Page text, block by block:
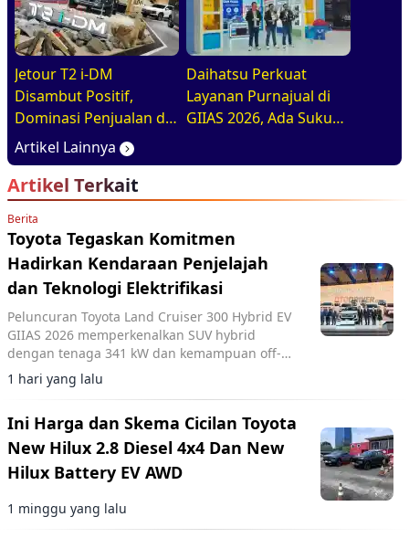
Jetour T2 i-DM
Disambut Positif,
Dominasi Penjualan di
GIIAS 2026
Daihatsu Perkuat
Layanan Purnajual di
GIIAS 2026, Ada Suku
Artikel Lainnya
Artikel Terkait
Berita
Toyota Tegaskan Komitmen
Hadirkan Kendaraan Penjelajah
dan Teknologi Elektrifikasi
Peluncuran Toyota Land Cruiser 300 Hybrid EV
GIIAS 2026 memperkenalkan SUV hybrid
dengan tenaga 341 kW dan kemampuan off-
road melalui sistem parallel hybrid serta Auto
Multi Terrain Select.
1 hari yang lalu
Ini Harga dan Skema Cicilan Toyota
New Hilux 2.8 Diesel 4x4 Dan New
Hilux Battery EV AWD
1 minggu yang lalu